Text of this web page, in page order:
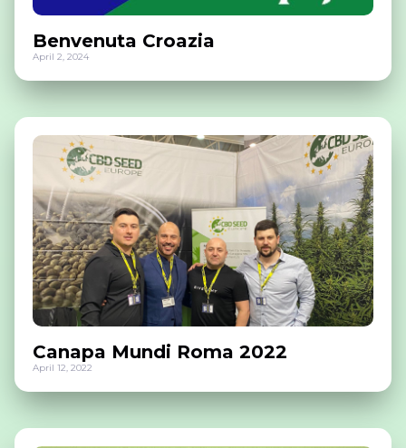
Benvenuta Croazia
April 2, 2024
Canapa Mundi Roma 2022
April 12, 2022